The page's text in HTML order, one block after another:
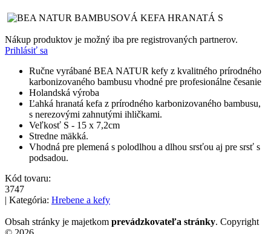
Nákup produktov je možný iba pre registrovaných partnerov.
Prihlásiť sa
Ručne vyrábané BEA NATUR kefy z kvalitného prírodného
karbonizovaného bambusu vhodné pre profesionálne česanie
Holandská výroba
Ľahká hranatá kefa z prírodného karbonizovaného bambusu,
s nerezovými zahnutými ihličkami.
Veľkosť S - 15 x 7,2cm
Stredne mäkká.
Vhodná pre plemená s polodlhou a dlhou srsťou aj pre srsť s
podsadou.
Kód tovaru:
3747
| Kategória: Hrebene a kefy
Obsah stránky je majetkom prevádzkovateľa stránky. Copyright